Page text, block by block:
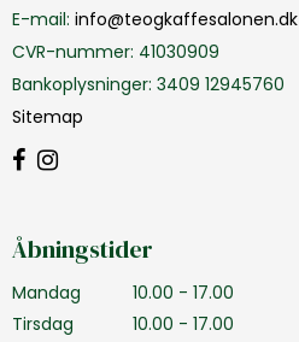
E-mail: info@teogkaffesalonen.dk
CVR-nummer: 41030909
Bankoplysninger: 3409 12945760
Sitemap
Åbningstider
Mandag
10.00 - 17.00
Tirsdag
10.00 - 17.00